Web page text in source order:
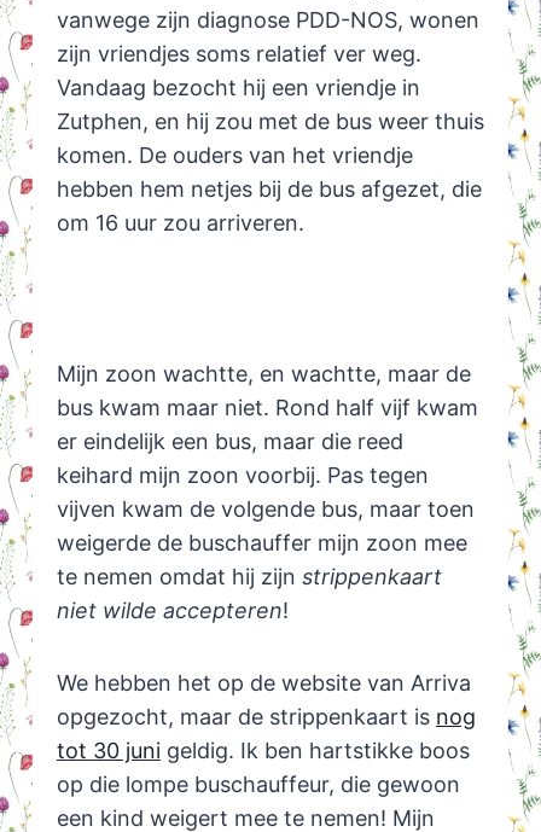
vanwege zijn diagnose PDD-NOS, wonen
zijn vriendjes soms relatief ver weg.
Vandaag bezocht hij een vriendje in
Zutphen, en hij zou met de bus weer thuis
komen. De ouders van het vriendje
hebben hem netjes bij de bus afgezet, die
om 16 uur zou arriveren.
Mijn zoon wachtte, en wachtte, maar de
bus kwam maar niet. Rond half vijf kwam
er eindelijk een bus, maar die reed
keihard mijn zoon voorbij. Pas tegen
vijven kwam de volgende bus, maar toen
weigerde de buschauffer mijn zoon mee
te nemen omdat hij zijn strippenkaart
niet wilde accepteren!
We hebben het op de website van Arriva
opgezocht, maar de strippenkaart is nog
tot 30 junigeldig. Ik ben hartstikke boos
op die lompe buschauffeur, die gewoon
een kind weigert mee te nemen! Mijn